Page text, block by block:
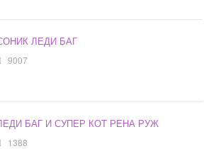
ЛЕДИ БАГ
9007
БАГ И СУПЕР КОТ РЕНА РУЖ
1388